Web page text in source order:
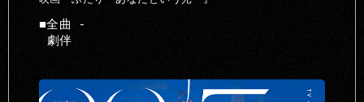
全曲
-
劇伴